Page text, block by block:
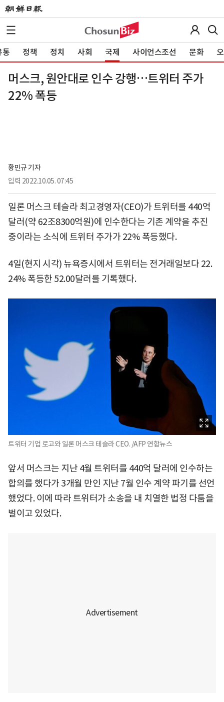
통 정책 정치 사회 국제 사이언스조선 문화
머스크, 원안대로 인수 강행…트위터 주가
22% 폭등
황민규 기자
입력 2022.10.05. 07:45
일론 머스크 테슬라 최고경영자(CEO)가 트위터를 440억
달러(약 62조8300억원)에 인수한다는 기존 계약을 추진
중이라는 소식에 트위터 주가가 22% 폭등했다.
4일(현지 시각) 뉴욕증시에서 트위터는 전거래일보다 22.
24% 폭등한 52.00달러를 기록했다.
트위터 기업 로고와 일론 머스크 테슬라 CEO. /AFP 연합뉴스
앞서 머스크는 지난 4월 트위터를 440억 달러에 인수하는
합의를 했다가 3개월 만인 지난 7월 인수 계약 파기를 선언
했었다. 이에 따라 트위터가 소송을 내 치열한 법정 다툼을
벌이고 있었다.